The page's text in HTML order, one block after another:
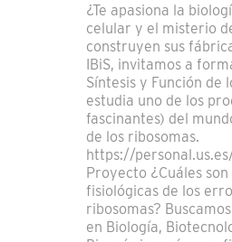
¿Te apasiona la
celular y el misterio
construyen sus
IBiS, invitamos a
Síntesis y Función de
estudia uno de los
fascinantes) del
de los ribosomas.
https://
Proyecto ¿Cuáles
fisiológicas de los
ribosomas?
en Biología,